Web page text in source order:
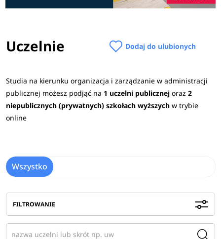
Uczelnie Dodaj do ulubionych
Studia na kierunku organizacja i zarządzanie w administracji
publicznej możesz podjąć na 1 uczelni publicznejoraz 2
niepublicznych (prywatnych) szkołach wyższychw trybie
online
Wszystko
FILTROWANIE